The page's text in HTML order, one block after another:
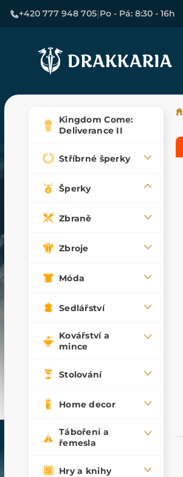
+420 777 948 705|Po - Pá: 8:30 - 16h
Kingdom Come:
Deliverance II
Stříbrné šperky
Šperky
Zbraně
Zbroje
Móda
Sedlářství
Kovářství a
mince
Stolování
Home decor
Táboření a
řemesla
Hry a knihy